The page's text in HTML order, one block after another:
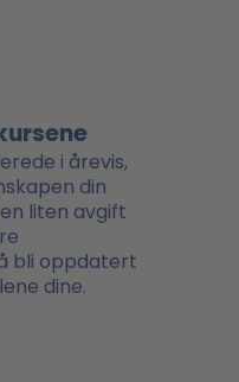
i årevis,
din
liten avgift
bli oppdatert
dine.